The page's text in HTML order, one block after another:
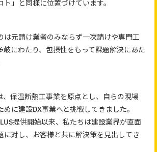
ト」と同様に位置づけています。
は元請け業者のみならず一次請けや専門工
岐にわたり、包摂性をもって課題解決にあた
、保温断熱工事業を原点とし、自らの現場
めに建設DX事業へと挑戦してきました。
提供開始以来、私たちは建設業界が直面
に対し、お客様と共に解決策を見出してき